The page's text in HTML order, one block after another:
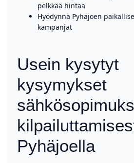
pelkkää hintaa
Hyödynnä Pyhäjoen
kampanjat
Usein kysytyt
kysymykset
Pyhäjoella